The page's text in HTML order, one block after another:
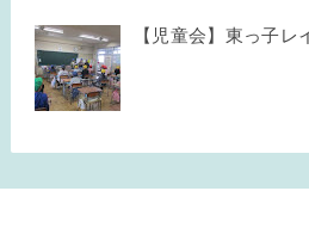
【児童会】東っ子レ